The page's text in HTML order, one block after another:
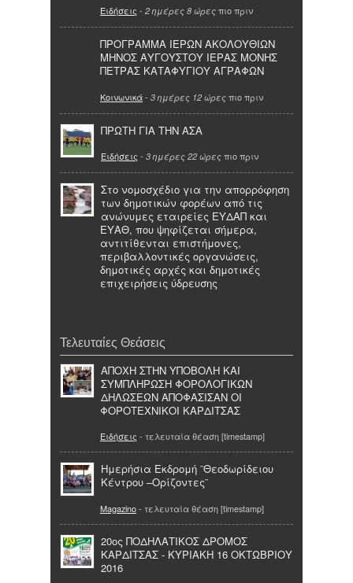
Ειδήσεις - 2 ημέρες 8 ώρες πιο πριν
ΠΡΟΓΡΑΜΜΑ ΙΕΡΩΝ ΑΚΟΛΟΥΘΙΩΝ
ΜΗΝΟΣ ΑΥΓΟΥΣΤΟΥ ΙΕΡΑΣ ΜΟΝΗΣ
ΠΕΤΡΑΣ ΚΑΤΑΦΥΓΙΟΥ ΑΓΡΑΦΩΝ
Κοινωνικά- 3 ημέρες 12 ώρες πιο πριν
ΠΡΩΤΗ ΓΙΑ ΤΗΝ ΑΣΑ
Ειδήσεις - 3 ημέρες 22 ώρες πιο πριν
Στο νομοσχέδιο για την απορρόφηση
των δημοτικών φορέων από τις
ανώνυμες εταιρείες ΕΥΔΑΠ και
ΕΥΑΘ, που ψηφίζεται σήμερα,
αντιτίθενται επιστήμονες,
περιβαλλοντικές οργανώσεις,
δημοτικές αρχές και δημοτικές
επιχειρήσεις ύδρευσης
Τελευταίες Θεάσεις
ΑΠΟΧΗ ΣΤΗΝ ΥΠΟΒΟΛΗ ΚΑΙ
ΣΥΜΠΛΗΡΩΣΗ ΦΟΡΟΛΟΓΙΚΩΝ
ΔΗΛΩΣΕΩΝ ΑΠΟΦΑΣΙΣΑΝ ΟΙ
ΦΟΡΟΤΕΧΝΙΚΟΙ ΚΑΡΔΙΤΣΑΣ
Ειδήσεις - τελευταία θέαση [timestamp]
Ημερήσια Εκδρομή ¨Θεοδωρίδειου
Κέντρου –Ορίζοντες¨
Magazino- τελευταία θέαση [timestamp]
20ος ΠΟΔΗΛΑΤΙΚΟΣ ΔΡΟΜΟΣ
ΚΑΡΔΙΤΣΑΣ - ΚΥΡΙΑΚΗ 16 ΟΚΤΩΒΡΙΟΥ
2016